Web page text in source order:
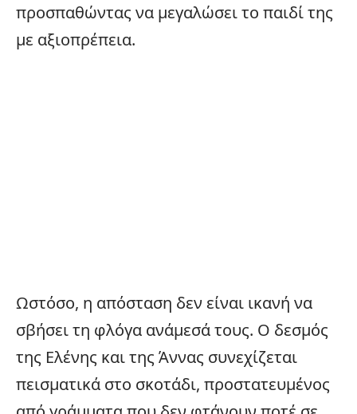
προσπαθώντας να μεγαλώσει το παιδί της
με αξιοπρέπεια.
Ωστόσο, η απόσταση δεν είναι ικανή να
σβήσει τη φλόγα ανάμεσά τους. Ο δεσμός
της Ελένης και της Άννας συνεχίζεται
πεισματικά στο σκοτάδι, προστατευμένος